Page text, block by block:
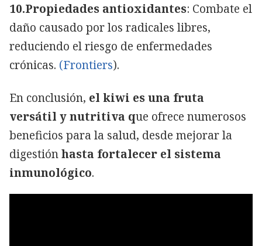
10.Propiedades antioxidantes: Combate el
daño causado por los radicales libres,
reduciendo el riesgo de enfermedades
crónicas. (Frontiers).
En conclusión, el kiwi es una fruta
versátil y nutritiva que ofrece numerosos
beneficios para la salud, desde mejorar la
digestiónhasta fortalecer el sistema
inmunológico.